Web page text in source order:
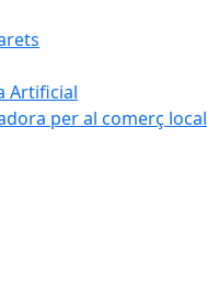
Artificial
per al comerç local